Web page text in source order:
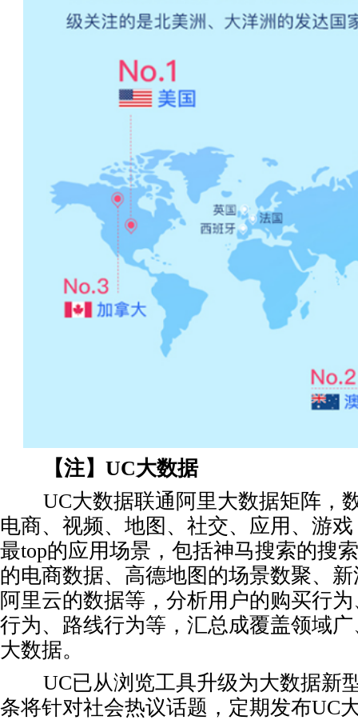
【注】UC大数据
UC大数据联通阿里大数据矩阵，
电商、视频、地图、社交、应用、游
最top的应用场景，包括神马搜索的搜
的电商数据、高德地图的场景数聚、
阿里云的数据等，分析用户的购买行
行为、路线行为等，汇总成覆盖领域
大数据。
UC已从浏览工具升级为大数据新
条将针对社会热议话题，定期发布UC